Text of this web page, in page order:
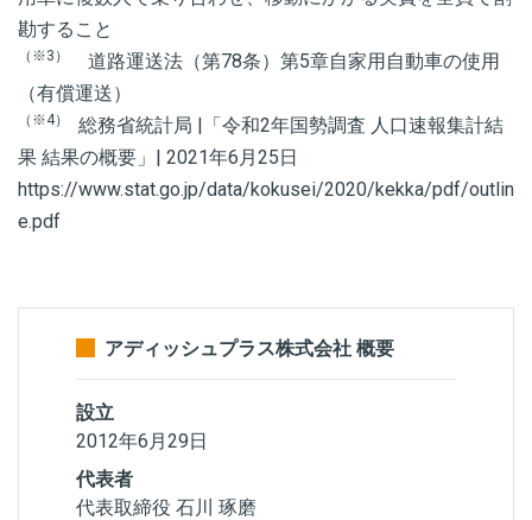
勘すること
（※3）
道路運送法（第78条）第5章自家用自動車の使用
（有償運送）
（※4）
総務省統計局 |「令和2年国勢調査 人口速報集計結
果 結果の概要」| 2021年6月25日
https://www.stat.go.jp/data/kokusei/2020/kekka/pdf/outlin
e.pdf
アディッシュプラス株式会社 概要
設立
2012年6月29日
代表者
代表取締役 石川 琢磨